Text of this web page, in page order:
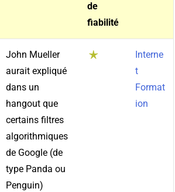
de
fiabilité
John Mueller
aurait expliqué
dans un
hangout que
certains filtres
algorithmiques
de Google (de
type Panda ou
Penguin)
Interne
t
Format
ion